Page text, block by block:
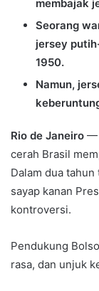
membajak
Seorang
jersey
1950.
Namun,
Rio de Janeiro —
cerah Brasil
Dalam dua
sayap kanan
kontroversi.
Pendukung
rasa, dan unjuk